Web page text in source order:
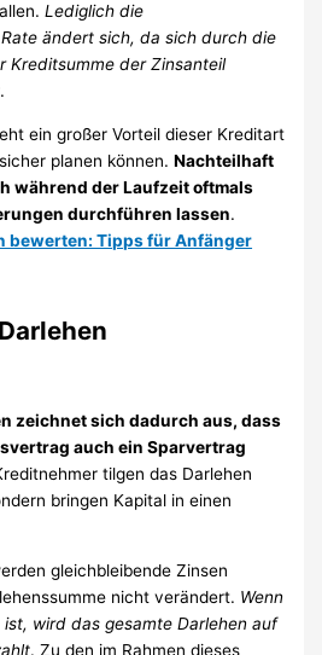
Lediglich die
ändert sich, da sich durch die
Kreditsumme der Zinsanteil
.
ein großer Vorteil dieser Kreditart
planen können.Nachteilhaft
während der Laufzeit oftmals
durchführen lassen.
bewerten: Tipps für Anfänger
zeichnet sich dadurch aus, dass
auch ein Sparvertrag
tilgen das Darlehen
bringen Kapital in einen
gleichbleibende Zinsen
nicht verändert. Wenn
wird das gesamte Darlehen auf
. Zu den im Rahmen dieses